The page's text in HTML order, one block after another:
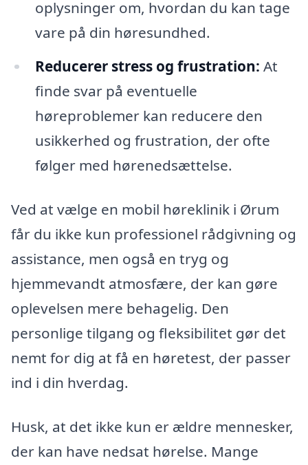
oplysninger om, hvordan du kan tage
vare på din høresundhed.
Reducerer stress og frustration: At
finde svar på eventuelle
høreproblemer kan reducere den
usikkerhed og frustration, der ofte
følger med hørenedsættelse.
Ved at vælge en mobil høreklinik i Ørum
får du ikke kun professionel rådgivning og
assistance, men også en tryg og
hjemmevandt atmosfære, der kan gøre
oplevelsen mere behagelig. Den
personlige tilgang og fleksibilitet gør det
nemt for dig at få en høretest, der passer
ind i din hverdag.
Husk, at det ikke kun er ældre mennesker,
der kan have nedsat hørelse. Mange